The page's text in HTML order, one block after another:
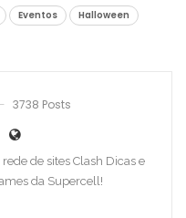
Eventos Halloween
3738 Posts
de sites Clash Dicas e
da Supercell!